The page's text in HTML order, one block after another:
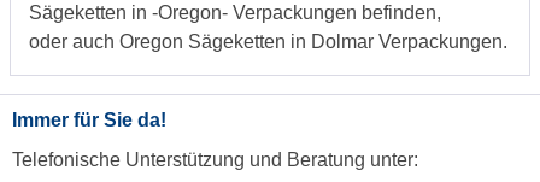
Sägeketten in -Oregon- Verpackungen befinden,
oder auch Oregon Sägeketten in Dolmar Verpackungen.
Immer für Sie da!
Telefonische Unterstützung und Beratung unter: